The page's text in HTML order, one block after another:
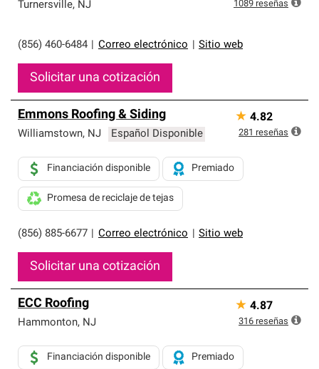
exclusiva y cumplen con estándares estrictos de
sistemas de techos.
Turnersville, NJ
(856) 460-6484 Correo electrónico Sitio web
Solicitar una cotización
1089 reseñas
Emmons Roofing & Siding
Williamstown, NJ Español Disponible
(856) 885-6677 Correo electrónico Sitio web
Financiación disponible Premiado
Promesa de reciclaje de tejas
Solicitar una cotización
★ 4.82
281 reseñas
ECC Roofing
Hammonton, NJ
Financiación disponible Premiado
★ 4.87
316 reseñas